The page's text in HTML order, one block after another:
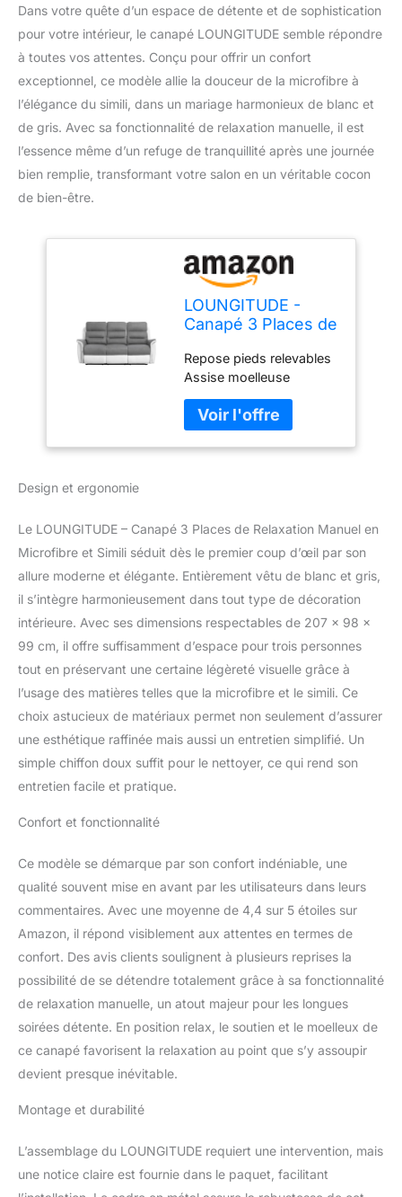
Dans votre quête d’un espace de détente et de sophistication
pour votre intérieur, le canapé LOUNGITUDE semble répondre
à toutes vos attentes. Conçu pour offrir un confort
exceptionnel, ce modèle allie la douceur de la microfibre à
l’élégance du simili, dans un mariage harmonieux de blanc et
de gris. Avec sa fonctionnalité de relaxation manuelle, il est
l’essence même d’un refuge de tranquillité après une journée
bien remplie, transformant votre salon en un véritable cocon
de bien-être.
LOUNGITUDE -
Canapé 3 Places de
en Microfibre et
Simili - Blanc/Gris
Repose pieds relevables
Assise moelleuse
Design et ergonomie
Le LOUNGITUDE – Canapé 3 Places de Relaxation Manuel en
Microfibre et Simili séduit dès le premier coup d’œil par son
allure moderne et élégante. Entièrement vêtu de blanc et gris,
il s’intègre harmonieusement dans tout type de décoration
intérieure. Avec ses dimensions respectables de 207 x 98 x
99 cm, il offre suffisamment d’espace pour trois personnes
tout en préservant une certaine légèreté visuelle grâce à
l’usage des matières telles que la microfibre et le simili. Ce
choix astucieux de matériaux permet non seulement d’assurer
une esthétique raffinée mais aussi un entretien simplifié. Un
simple chiffon doux suffit pour le nettoyer, ce qui rend son
entretien facile et pratique.
Confort et fonctionnalité
Ce modèle se démarque par son confort indéniable, une
qualité souvent mise en avant par les utilisateurs dans leurs
commentaires. Avec une moyenne de 4,4 sur 5 étoiles sur
Amazon, il répond visiblement aux attentes en termes de
confort. Des avis clients soulignent à plusieurs reprises la
possibilité de se détendre totalement grâce à sa fonctionnalité
de relaxation manuelle, un atout majeur pour les longues
soirées détente. En position relax, le soutien et le moelleux de
ce canapé favorisent la relaxation au point que s’y assoupir
devient presque inévitable.
Montage et durabilité
L’assemblage du LOUNGITUDE requiert une intervention, mais
une notice claire est fournie dans le paquet, facilitant